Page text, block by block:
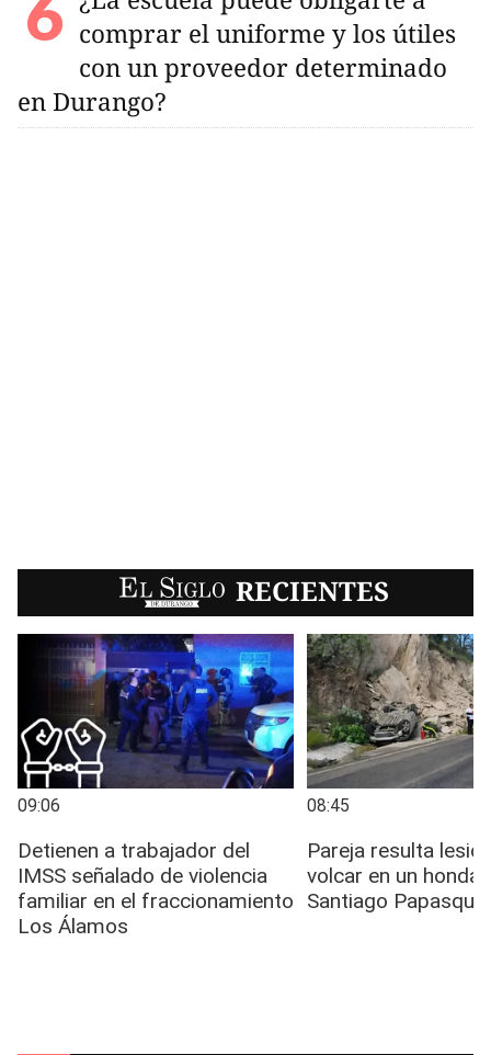
comprar el uniforme y los útiles
con un proveedor determinado
en Durango?
EL SIGLO RECIENTES